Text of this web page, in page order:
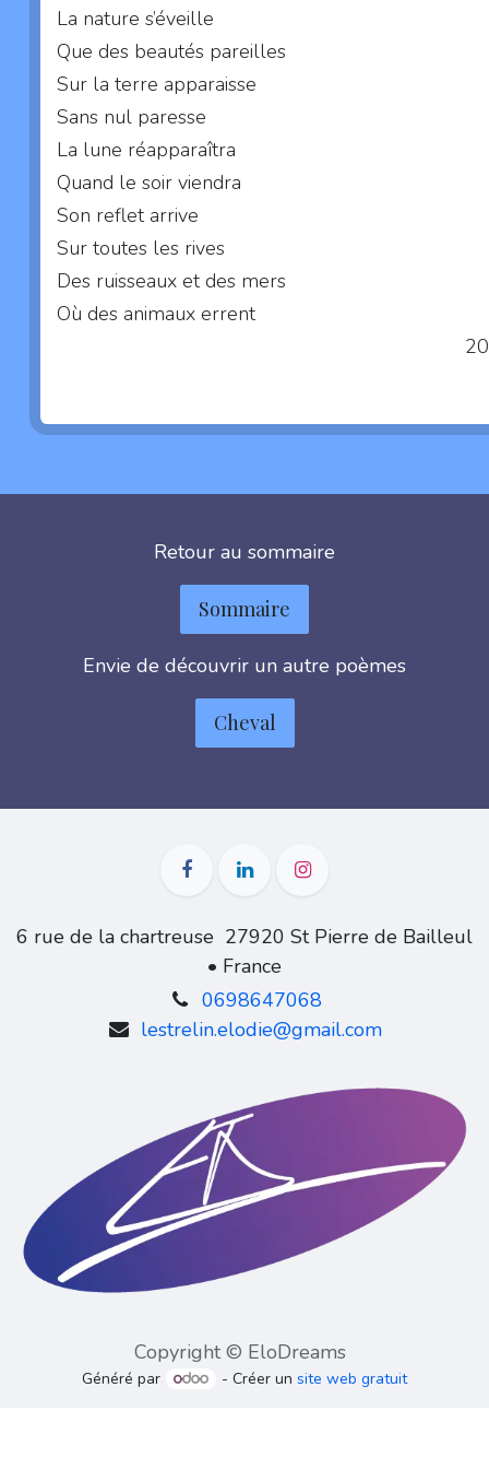
La nature s’éveille
Que des beautés pareilles
Sur la terre apparaisse
Sans nul paresse
La lune réapparaîtra
Quand le soir viendra
Son reflet arrive
Sur toutes les rives
Des ruisseaux et des mers
Où des animaux errent
Retour au sommaire
Sommaire
Envie de découvrir un autre poèmes
Cheval
6 rue de la chartreuse 27920 St Pierre de Bailleul
• France
0698647068
lestrelin.elodie@gmail.com
Copyright © EloDreams
Généré par - Créer unsite web gratuit